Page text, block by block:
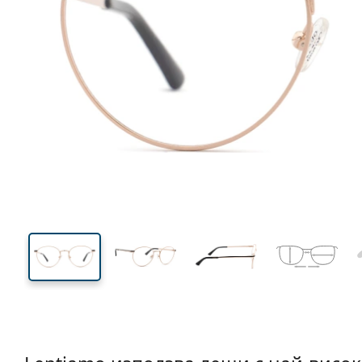
46 mm
Височина на стъклото Ширина на стъклото
Ширина
на